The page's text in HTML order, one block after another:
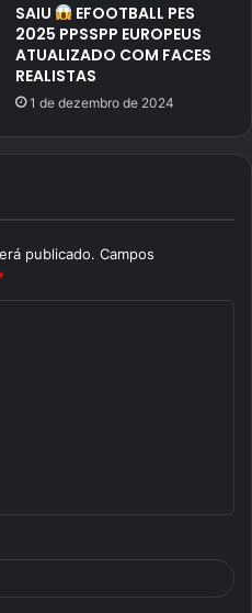
SAIU
EFOOTBALL PES
2025 PPSSPP EUROPEUS
ATUALIZADO COM FACES
REALISTAS
1 de dezembro de 2024
publicado. Campos